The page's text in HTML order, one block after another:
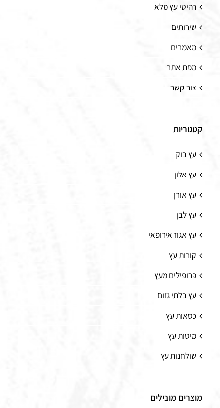
רהיטי עץ מלא
שירותים
מאמרים
מפת אתר
צור קשר
קטגוריות
עץ בוק
עץ אלון
עץ אורן
עץ לבן
עץ אגוז אירופאי
קורות עץ
פרופילים מעץ
עץ בלתי גזום
כסאות עץ
מיטות עץ
שולחנות עץ
מוצרים מובילים